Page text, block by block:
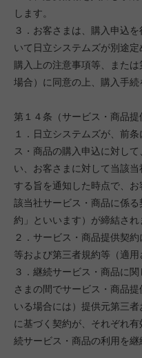
します。
３．お客さまは、購入申込
いて日立システムズが別途定
購入上の注意事項等、また
場合）に同意の上、購入手続
第１４条（サービス・商品提
１．日立システムズが、前
ス・商品の購入申込に対し
い、お客さまに対して当該
する旨を通知した時点で、
該当社サービス・商品に係
約」といいます）が締結され
２．サービス・商品提供契
等および第三者規約等（適用
３．継続サービス・商品に
さまの間でサービス・商品
いる場合には）提供元第三
に基づく契約が、それぞれ
続サービス・商品の利用を継